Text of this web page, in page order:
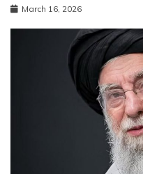
March 16, 2026